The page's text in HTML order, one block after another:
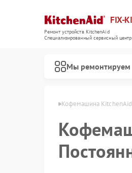
FIX-
Ремонт устройств KitchenAid
Специализированный cервисный центр
Мы ремонтируем
в Нижнем Тагиле Кофемашина